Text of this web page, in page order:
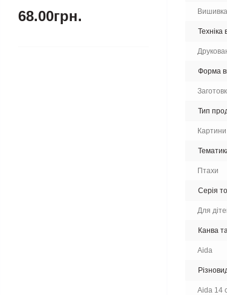
68.00грн.
Техніка
Форма
Тип
Картини
Птахи
Серія
Для
Канва
Aida
Aida 14